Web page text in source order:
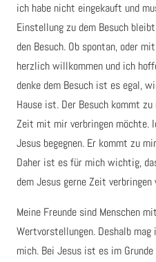
ich habe nicht eingekauft und
Einstellung zu dem Besuch
den Besuch. Ob spontan, oder
herzlich willkommen und ich
denke dem Besuch ist es egal,
Hause ist. Der Besuch kommt
Zeit mit mir verbringen möchte.
Jesus begegnen. Er kommt zu
Daher ist es für mich wichtig,
dem Jesus gerne Zeit verbringen
Meine Freunde sind Menschen
Wertvorstellungen. Deshalb
mich. Bei Jesus ist es im